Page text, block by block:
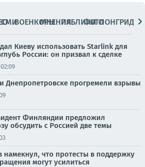
СМИВОЕНКОРЫМНЕНИЯПАБЛИКИ
ФОТОЛОНГРИДЫ
Киеву использовать Starlink для
России: он призвал к сделке
02:09
Днепропетровске прогремели взрывы
Финляндии предложил
обсудить с Россией две темы
намекнул, что протесты в поддержку
могут усилиться